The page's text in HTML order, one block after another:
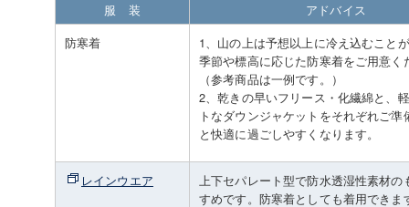
服 装
アドバイス
防寒着
1、山の上は予想以上に冷え込むこと
季節や標高に応じた防寒着をご用意く
（参考商品は一例です。）
2、乾きの早いフリース・化繊綿と、
トなダウンジャケットをそれぞれご準
と快適に過ごしやすくなります。
レインウエア
上下セパレート型で防水透湿性素材の
すめです。防寒着としても着用できま